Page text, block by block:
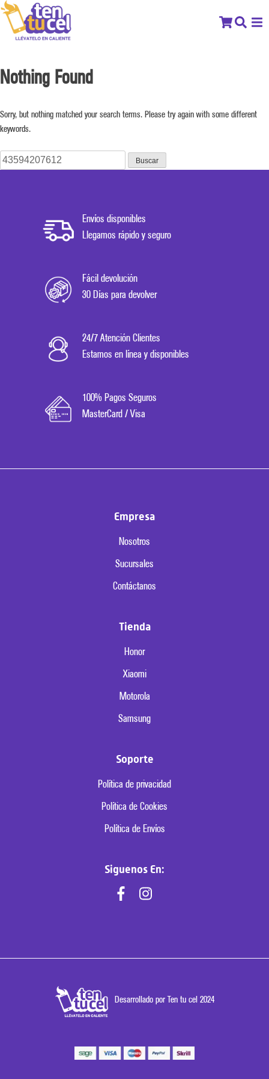
Nothing Found
Sorry, but nothing matched your search terms. Please try again with some different
keywords.
Buscar:
Envíos disponibles
Llegamos rápido y seguro
Fácil devolución
30 Días para devolver
24/7 Atención Clientes
Estamos en línea y disponibles
100% Pagos Seguros
MasterCard / Visa
Empresa
Nosotros
Sucursales
Contáctanos
Tienda
Honor
Xiaomi
Motorola
Samsung
Soporte
Política de privacidad
Política de Cookies
Política de Envíos
Siguenos En:
Desarrollado por Ten tu cel 2024